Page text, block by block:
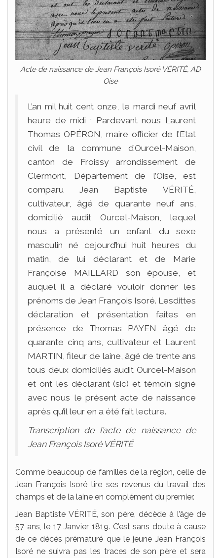
Acte de naissance de Jean François Isoré VÉRITÉ, AD
Oise
L’an mil huit cent onze, le mardi neuf avril
heure de midi ; Pardevant nous Laurent
Thomas OPÉRON, maire officier de l’Etat
civil de la commune d’Ourcel-Maison,
canton de Froissy arrondissement de
Clermont, Département de l’Oise, est
comparu Jean Baptiste VÉRITÉ,
cultivateur, âgé de quarante neuf ans,
domicilié audit Ourcel-Maison, lequel
nous a présenté un enfant du sexe
masculin né cejourd’hui huit heures du
matin, de lui déclarant et de Marie
Françoise MAILLARD son épouse, et
auquel il a déclaré vouloir donner les
prénoms de Jean François Isoré. Lesdittes
déclaration et présentation faites en
présence de Thomas PAYEN âgé de
quarante cinq ans, cultivateur et Laurent
MARTIN, fileur de laine, âgé de trente ans
tous deux domiciliés audit Ourcel-Maison
et ont les déclarant (sic) et témoin signé
avec nous le présent acte de naissance
après qu’il leur en a été fait lecture.
Transcription de l’acte de naissance de
Jean François Isoré VÉRITÉ
Comme beaucoup de familles de la région, celle de
Jean François Isoré tire ses revenus du travail des
champs et de la laine en complément du premier.
Jean Baptiste VÉRITÉ, son père, décède à l’âge de
57 ans, le 17 Janvier 1819. C’est sans doute à cause
de ce décès prématuré que le jeune Jean François
Isoré ne suivra pas les traces de son père et sera